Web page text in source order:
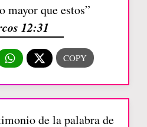
mayor que estos”
12:31
de la palabra de